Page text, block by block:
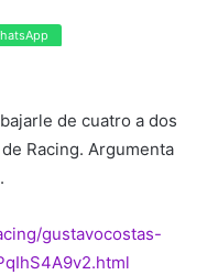
de cuatro a dos
Racing. Argumenta
gustavocostas-